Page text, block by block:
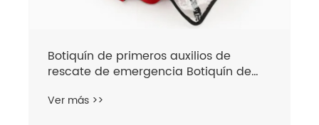
Botiquín de primeros auxilios de
rescate de emergencia Botiquín de
Ver más >>